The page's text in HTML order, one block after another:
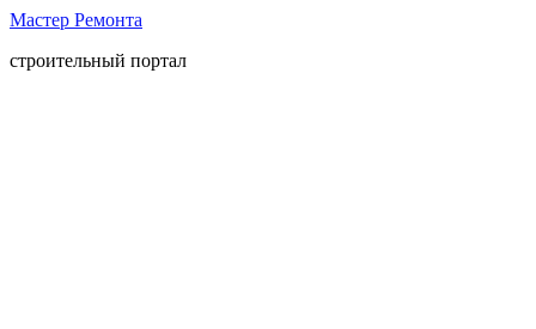
Мастер Ремонта
строительный портал